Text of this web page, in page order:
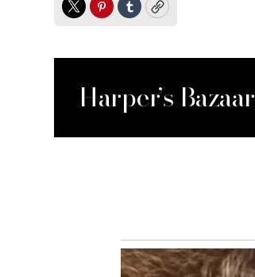
TwitterPinterest
TumblrCopy
Harper’s Bazaar